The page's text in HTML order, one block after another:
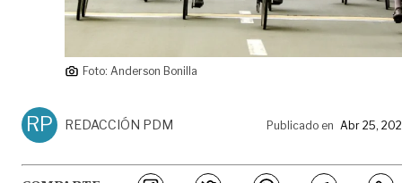
Foto: Anderson Bonilla
RP REDACCIÓN PDM Publicado en Abr 25,